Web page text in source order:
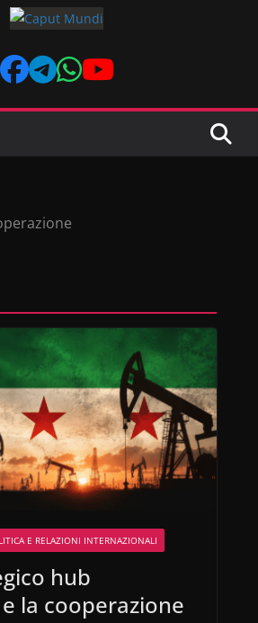
E RELAZIONI INTERNAZIONALI
hub
la cooperazione